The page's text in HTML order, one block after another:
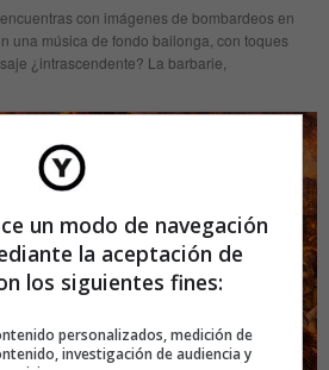
con imágenes de bombardeos en
una música de fondo bailonga, con toques
¿intrascendente? La barbarie,
un modo de navegación
la aceptación de
los siguientes fines:
personalizados, medición de
investigación de audiencia y